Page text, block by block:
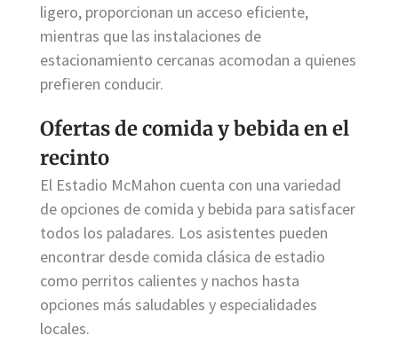
ligero, proporcionan un acceso eficiente,
mientras que las instalaciones de
estacionamiento cercanas acomodan a quienes
prefieren conducir.
Ofertas de comida y bebida en el
recinto
El Estadio McMahon cuenta con una variedad
de opciones de comida y bebida para satisfacer
todos los paladares. Los asistentes pueden
encontrar desde comida clásica de estadio
como perritos calientes y nachos hasta
opciones más saludables y especialidades
locales.